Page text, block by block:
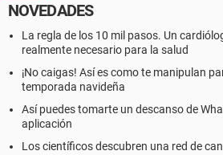
NOVEDADES
La regla de los 10 mil pasos. Un
realmente necesario para la salud
¡No caigas! Así es como te manipulan
temporada navideña
Así puedes tomarte un descanso de
aplicación
Los científicos descubren una red de